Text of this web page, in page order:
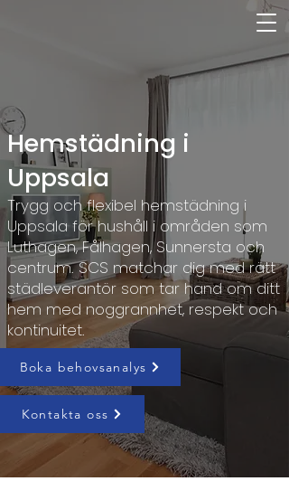
Hemstädning i
Uppsala
Trygg och flexibel hemstädning i
Uppsala för hushåll i områden som
Luthagen, Fålhagen, Sunnersta och
centrum. SCS matchar dig med rätt
städleverantör som tar hand om ditt
hem med noggrannhet, respekt och
kontinuitet.
Boka behovsanalys
Kontakta oss